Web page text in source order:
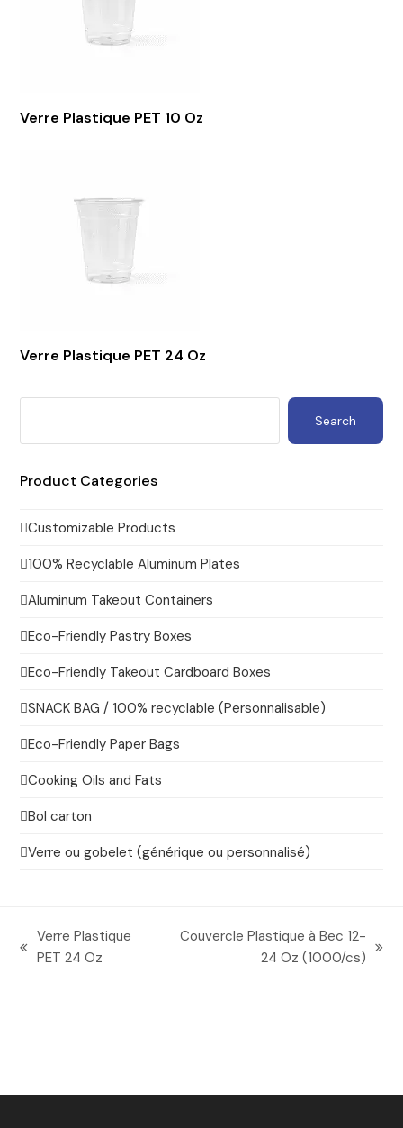
Verre Plastique PET 10 Oz
Verre Plastique PET 24 Oz
Search
Product Categories
Customizable Products
100% Recyclable Aluminum Plates
Aluminum Takeout Containers
Eco-Friendly Pastry Boxes
Eco-Friendly Takeout Cardboard Boxes
SNACK BAG / 100% recyclable (Personnalisable)
Eco-Friendly Paper Bags
Cooking Oils and Fats
Bol carton
Verre ou gobelet (générique ou personnalisé)
previous
Verre Plastique
PET 24 Oz
Couvercle Plastique à Bec 12-
24 Oz (1000/cs)